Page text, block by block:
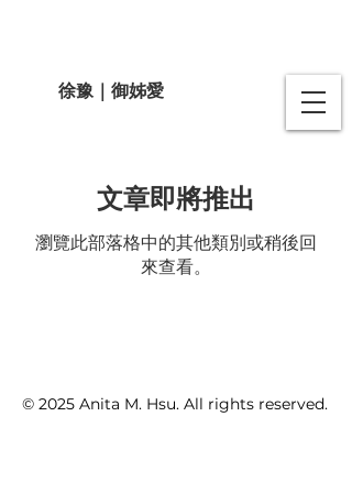
徐豫｜御姊愛
文章即將推出
瀏覽此部落格中的其他類別或稍後回
來查看。
© 2025 Anita M. Hsu. All rights reserved.